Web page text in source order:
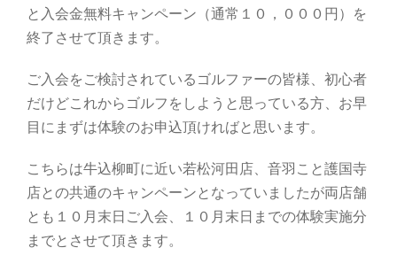
と入会金無料キャンペーン（通常１０，０００円）を
終了させて頂きます。
ご入会をご検討されているゴルファーの皆様、初心者
だけどこれからゴルフをしようと思っている方、お早
目にまずは体験のお申込頂ければと思います。
こちらは牛込柳町に近い若松河田店、音羽こと護国寺
店との共通のキャンペーンとなっていましたが両店舗
とも１０月末日ご入会、１０月末日までの体験実施分
までとさせて頂きます。